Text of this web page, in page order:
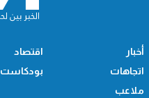
أخبار
اتجاهات
ملاعب
اقتصاد
بودكاست